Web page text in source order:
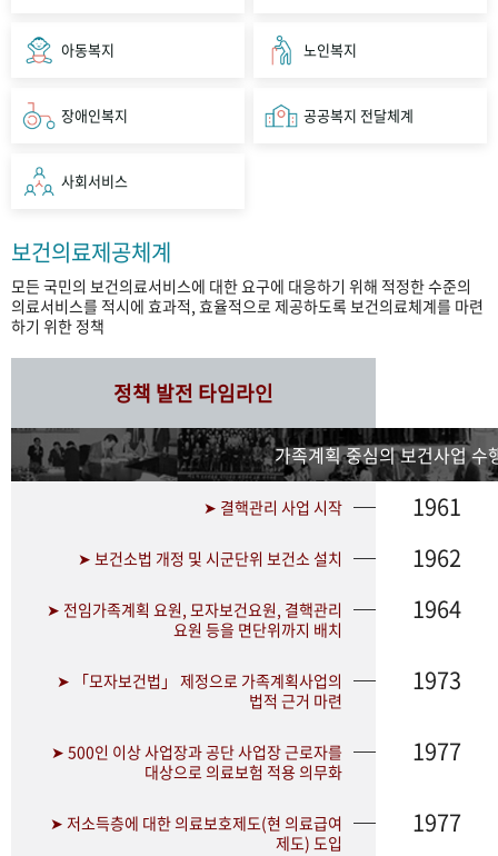
아동복지 노인복지
장애인복지 공공복지 전달체계
사회서비스
보건의료제공체계
모든 국민의 보건의료서비스에 대한 요구에 대응하기 위해 적정한 수준의
의료서비스를 적시에 효과적, 효율적으로 제공하도록 보건의료체계를 마련
하기 위한 정책
정책 발전 타임라인
가족계획 중심의 보건사업 수
➤ 결핵관리 사업 시작 1961
➤ 보건소법 개정 및 시군단위 보건소 설치 1962
➤ 전임가족계획 요원, 모자보건요원, 결핵관리
요원 등을 면단위까지 배치
1964
➤ 「모자보건법」 제정으로 가족계획사업의
법적 근거 마련
1973
➤ 500인 이상 사업장과 공단 사업장 근로자를
대상으로 의료보험 적용 의무화
1977
➤ 저소득층에 대한 의료보호제도(현 의료급여
제도) 도입
1977